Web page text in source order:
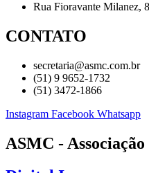
Rua Fioravante Milanez,
CONTATO
secretaria@asmc.com.br
(51) 9 9652-1732
(51) 3472-1866
Instagram Facebook Whatsapp
ASMC -